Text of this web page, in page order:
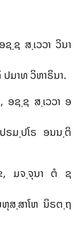
ຊ຺ຊ ສ຺ເວວາ ວິນາ
ມາທ ວິຫາຣິນາ.
ອຊ຺ຊ ສ຺ເວວາ ອ
ຣມ຺ປໂຣ ອນນ຺ຕິ
, ມຈ຺ຈຸນາ ຕໍ ຊ
ສ຺ສາໂຫ ນິຣຕ຺ຖ